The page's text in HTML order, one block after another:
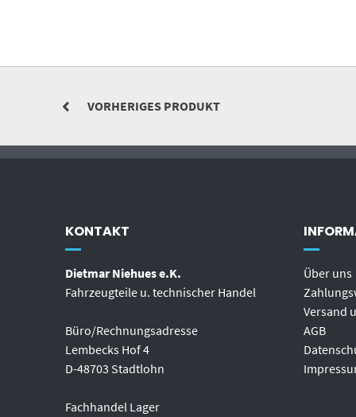
VORHERIGES PRODUKT
KONTAKT
Dietmar Niehues e.K.
Fahrzeugteile u. technischer Handel
Büro/Rechnungsadresse
Lembecks Hof 4
D-48703 Stadtlohn
Fachhandel Lager
Über uns
Versand
AGB